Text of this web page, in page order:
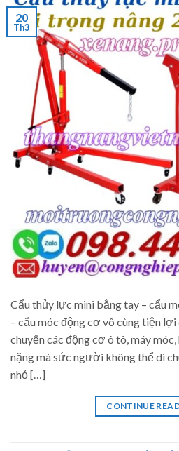
20
Th3
Cẩu thủy lực mini bằng tay – cẩu
– cẩu móc động cơ vô cùng tiện
chuyển các động cơ ô tô, máy
nặng mà sức người không thể di
nhỏ […]
CONTINUE